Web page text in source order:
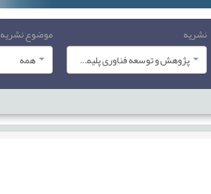
نشریه
پژوهش و توسعه فناوری پلیمر ایران
موضوع نشریه
همه